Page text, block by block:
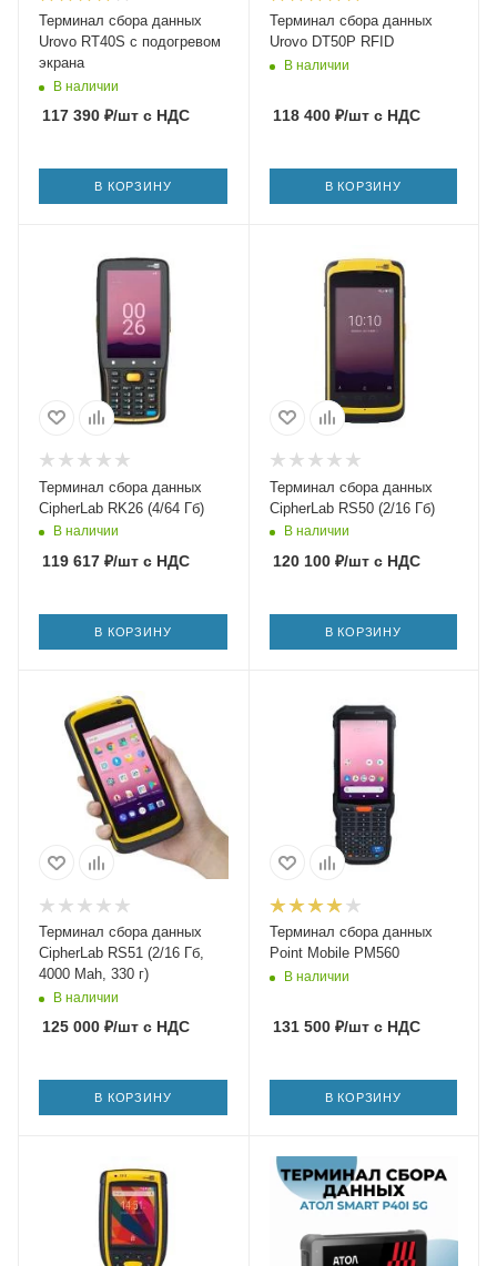
Терминал сбора данных
Urovo RT40S с подогревом
экрана
В наличии
117 390 ₽/шт с НДС
В КОРЗИНУ
Терминал сбора данных
Urovo DT50P RFID
В наличии
118 400₽/штс НДС
В КОРЗИНУ
Терминал сбора данных
CipherLab RK26 (4/64 Гб)
В наличии
119 617 ₽/шт с НДС
В КОРЗИНУ
Терминал сбора данных
CipherLab RS50 (2/16 Гб)
В наличии
120 100₽/штс НДС
В КОРЗИНУ
Терминал сбора данных
CipherLab RS51 (2/16 Гб,
4000 Mah, 330 г)
В наличии
125 000 ₽/шт с НДС
В КОРЗИНУ
Терминал сбора данных
Point Mobile PM560
В наличии
131 500₽/штс НДС
В КОРЗИНУ